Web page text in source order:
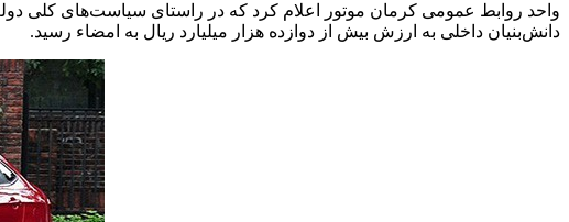
دانش‌بنیان داخلی به ارزش بیش از دوازده هزار میلیارد ریال به امضاء رسید.